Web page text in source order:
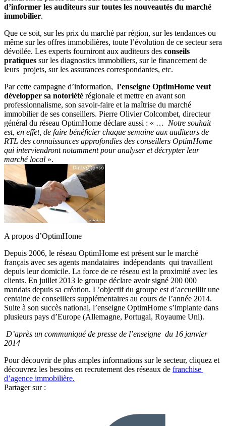
d’informer les auditeurs sur toutes les nouveautés du marché
immobilier.
Que ce soit, sur les prix du marché par région, sur les tendances ou
même sur les offres immobilières, toute l’évolution de ce secteur sera
dévoilée. Les experts fourniront aux auditeurs des conseils
pratiques sur les diagnostics immobiliers, sur le financement de
leurs projets, sur les assurances correspondantes, etc.
Par cette campagne d’information, l’enseigne OptimHome veut
développer sa notoriété régionale et mettre en avant son
professionnalisme, son savoir-faire et la maîtrise du marché
immobilier de ses conseillers. Pierre Olivier Colcombet, directeur
général du réseau OptimHome déclare aussi : « … Notre souhait
est, en effet, de faire bénéficier chaque semaine aux auditeurs de
RTL des connaissances approfondies des conseillers OptimHome
qui interviendront notamment pour analyser et décrypter leur
marché local ».
A propos d’OptimHome
Depuis 2006, le réseau OptimHome est présent sur le marché
français avec ses agents mandataires indépendants qui travaillent
depuis leur domicile. La force de ce réseau est la proximité avec les
clients. En juillet 2013 le groupe déclare avoir signé 200 000
mandats depuis sa création. L’objectif du groupe est d’accueillir une
centaine de conseillers supplémentaires au cours de l’année 2014.
Suite à son succès national, l’enseigne OptimHome s’implante dans
plusieurs pays d’Europe (Allemagne, Portugal, Royaume Uni).
D’après un communiqué de presse de l’enseigne du 16 janvier
2014
Pour découvrir de plus amples informations sur le secteur, cliquez et
découvrez les besoins en recrutement des réseaux de franchise
d’agence immobilière.
Partager sur :